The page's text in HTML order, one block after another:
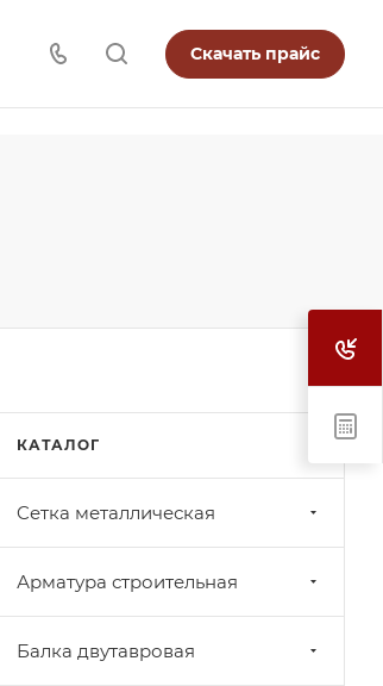
Скачать прайс
КАТАЛОГ
Cетка металлическая
Арматура строительная
Балка двутавровая